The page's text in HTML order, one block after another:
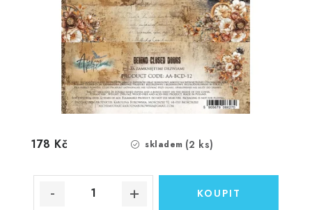
skladem (2 ks)
178 Kč